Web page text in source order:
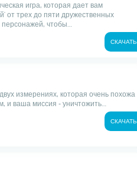
игра, которая дает вам
от трех до пяти дружественных
чтобы...
СКАЧАТЬ
измерениях, которая очень похожа
и ваша миссия - уничтожить...
СКАЧАТЬ